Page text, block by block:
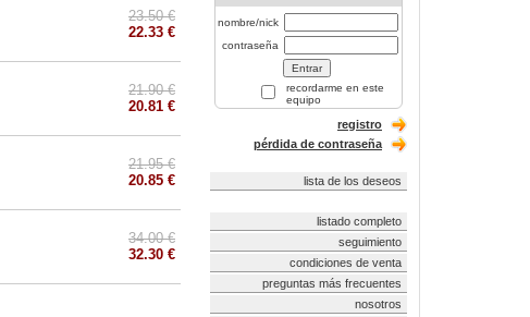
23.50 €
22.33 €
21.90 €
20.81 €
21.95 €
20.85 €
34.00 €
32.30 €
nombre/nick
contraseña
recordarme en este
equipo
registro
pérdida de contraseña
lista de los deseos
listado completo
seguimiento
condiciones de venta
preguntas más frecuentes
nosotros